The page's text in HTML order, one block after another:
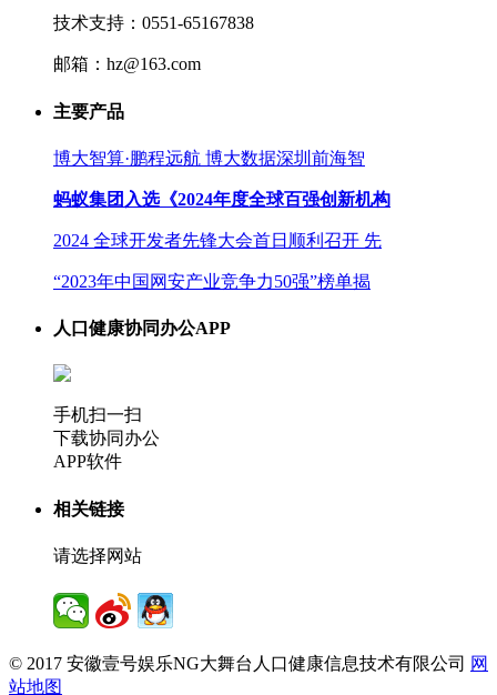
技术支持：0551-65167838
邮箱：hz@163.com
主要产品
博大智算·鹏程远航 博大数据深圳前海智
蚂蚁集团入选《2024年度全球百强创新机构
2024 全球开发者先锋大会首日顺利召开 先
“2023年中国网安产业竞争力50强”榜单揭
人口健康协同办公APP
手机扫一扫
下载协同办公
APP软件
相关链接
请选择网站
© 2017 安徽壹号娱乐NG大舞台人口健康信息技术有限公司 网
站地图